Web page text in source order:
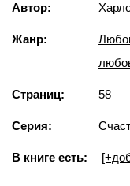
Автор:
Жанр:
Страниц: 58
Серия:
В книге есть: